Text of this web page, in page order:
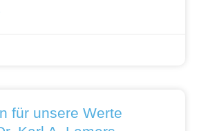
für unsere Werte